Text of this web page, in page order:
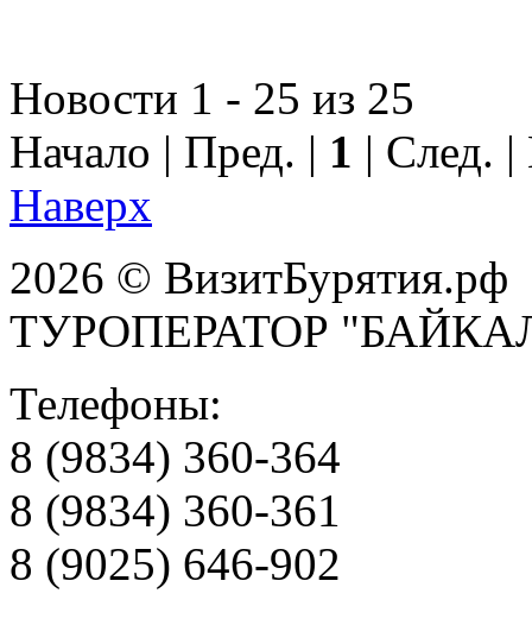
Новости 1 - 25 из 25
Начало | Пред. | 1 | След.
Наверх
2026 © ВизитБурятия.рф
ТУРОПЕРАТОР
Телефоны:
8 (9834) 360-364
8 (9834) 360-361
8 (9025) 646-902